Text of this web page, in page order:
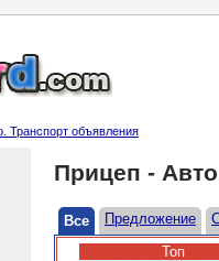
Транспорт объявления
Прицеп -
Все Предложение
Топ